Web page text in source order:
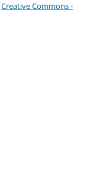
Creative Commons -